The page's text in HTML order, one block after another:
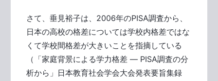
さて、垂見裕子は、2006年のPISA調査から、
日本の高校の格差については学校内格差ではな
くて学校間格差が大きいことを指摘している
（「家庭背景による学力格差 ― PISA調査の分
析から」日本教育社会学会大会発表要旨集録